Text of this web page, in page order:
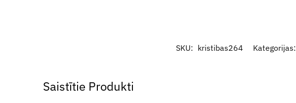
SKU: kristibas264 Kategorijas:
Saistītie Produkti